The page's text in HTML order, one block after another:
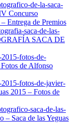
de-la-saca-
Concurso
Entrega de Premios
saca-de-las-
SACA DE
fotos-de-
Fotos de Alfonso
fotos-de-javier-
2015 – Fotos de
saca-de-las-
Saca de las Yeguas